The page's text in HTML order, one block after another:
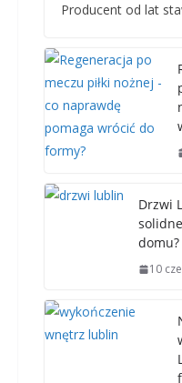
Producent od lat
Drzwi
domu?
10